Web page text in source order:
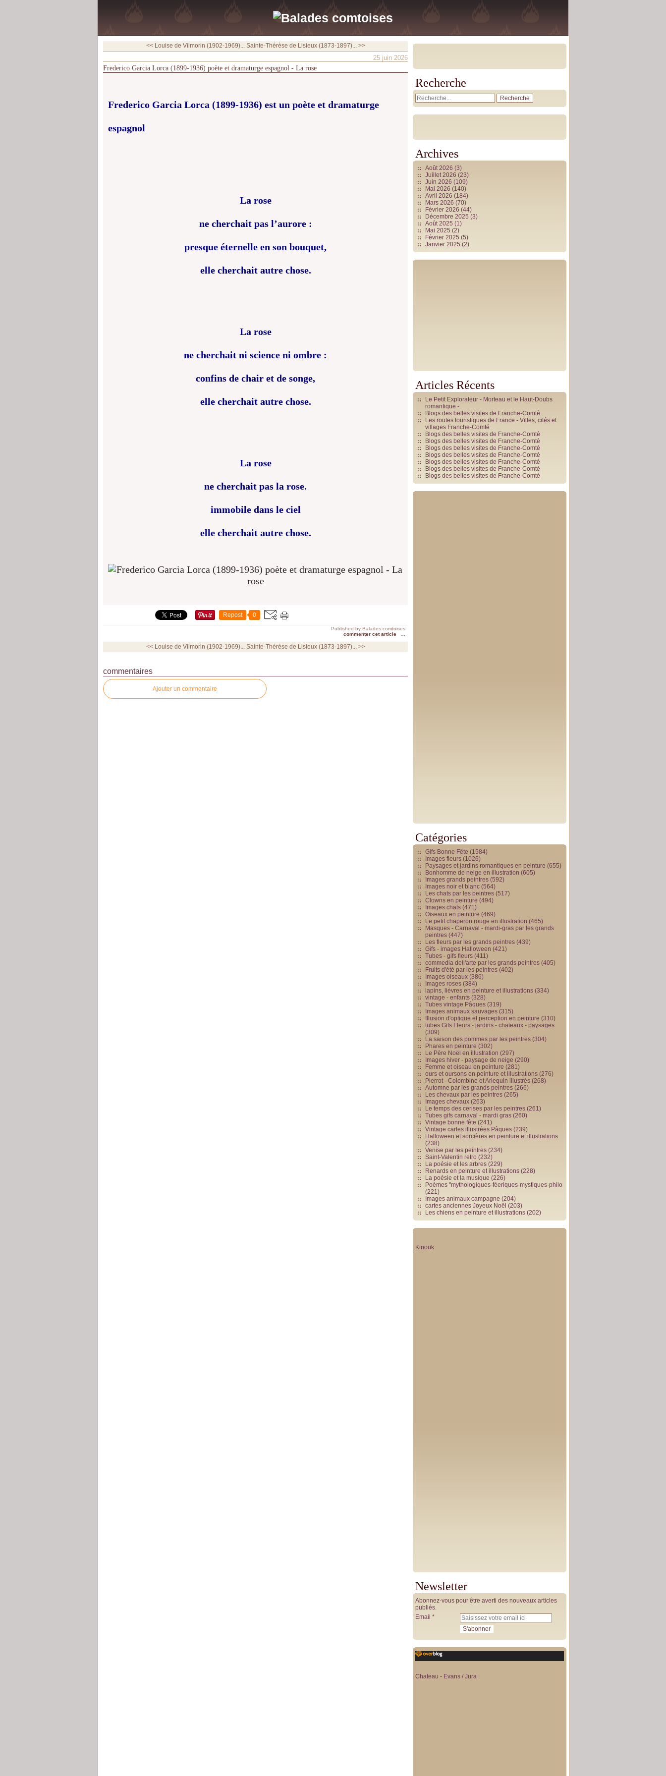
<< Louise de Vilmorin (1902-1969)... Sainte-Thérèse de Lisieux (1873-1897)... >>
25 juin 2026
Frederico Garcia Lorca (1899-1936) poète et dramaturge espagnol - La rose
Frederico Garcia Lorca (1899-1936) est un poète et dramaturge
espagnol
La rose
ne cherchait pas l’aurore :
presque éternelle en son bouquet,
elle cherchait autre chose.
La rose
ne cherchait ni science ni ombre :
confins de chair et de songe,
elle cherchait autre chose.
La rose
ne cherchait pas la rose.
immobile dans le ciel
elle cherchait autre chose.
Repost 0
Published by Balades comtoises
commenter cet article
…
<< Louise de Vilmorin (1902-1969)... Sainte-Thérèse de Lisieux (1873-1897)... >>
commentaires
Ajouter un commentaire
Recherche
Archives
Août 2026 (3)
Juillet 2026 (23)
Juin 2026 (109)
Mai 2026 (140)
Avril 2026 (184)
Mars 2026 (70)
Février 2026 (44)
Décembre 2025 (3)
Août 2025 (1)
Mai 2025 (2)
Février 2025 (5)
Janvier 2025 (2)
Articles Récents
Le Petit Explorateur - Morteau et le Haut-Doubs
romantique -
Blogs des belles visites de Franche-Comté
Les routes touristiques de France - Villes, cités et
villages Franche-Comté
Blogs des belles visites de Franche-Comté
Blogs des belles visites de Franche-Comté
Blogs des belles visites de Franche-Comté
Blogs des belles visites de Franche-Comté
Blogs des belles visites de Franche-Comté
Blogs des belles visites de Franche-Comté
Blogs des belles visites de Franche-Comté
Catégories
Gifs Bonne Fête (1584)
Images fleurs (1026)
Paysages et jardins romantiques en peinture (655)
Bonhomme de neige en illustration (605)
Images grands peintres (592)
Images noir et blanc (564)
Les chats par les peintres (517)
Clowns en peinture (494)
Images chats (471)
Oiseaux en peinture (469)
Le petit chaperon rouge en illustration (465)
Masques - Carnaval - mardi-gras par les grands
peintres (447)
Les fleurs par les grands peintres (439)
Gifs - images Halloween (421)
Tubes - gifs fleurs (411)
commedia dell'arte par les grands peintres (405)
Fruits d'été par les peintres (402)
Images oiseaux (386)
Images roses (384)
lapins, lièvres en peinture et illustrations (334)
vintage - enfants (328)
Tubes vintage Pâques (319)
Images animaux sauvages (315)
Illusion d'optique et perception en peinture (310)
tubes Gifs Fleurs - jardins - chateaux - paysages
(309)
La saison des pommes par les peintres (304)
Phares en peinture (302)
Le Père Noël en illustration (297)
Images hiver - paysage de neige (290)
Femme et oiseau en peinture (281)
ours et oursons en peinture et illustrations (276)
Pierrot - Colombine et Arlequin illustrés (268)
Automne par les grands peintres (266)
Les chevaux par les peintres (265)
Images chevaux (263)
Le temps des cerises par les peintres (261)
Tubes gifs carnaval - mardi gras (260)
Vintage bonne fête (241)
Vintage cartes illustrées Pâques (239)
Halloween et sorcières en peinture et illustrations
(238)
Venise par les peintres (234)
Saint-Valentin retro (232)
La poésie et les arbres (229)
Renards en peinture et illustrations (228)
La poésie et la musique (226)
Poèmes "mythologiques-féeriques-mystiques-philo
(221)
Images animaux campagne (204)
cartes anciennes Joyeux Noël (203)
Les chiens en peinture et illustrations (202)
Kinouk
Newsletter
Abonnez-vous pour être averti des nouveaux articles
publiés.
Email
Chateau - Evans / Jura